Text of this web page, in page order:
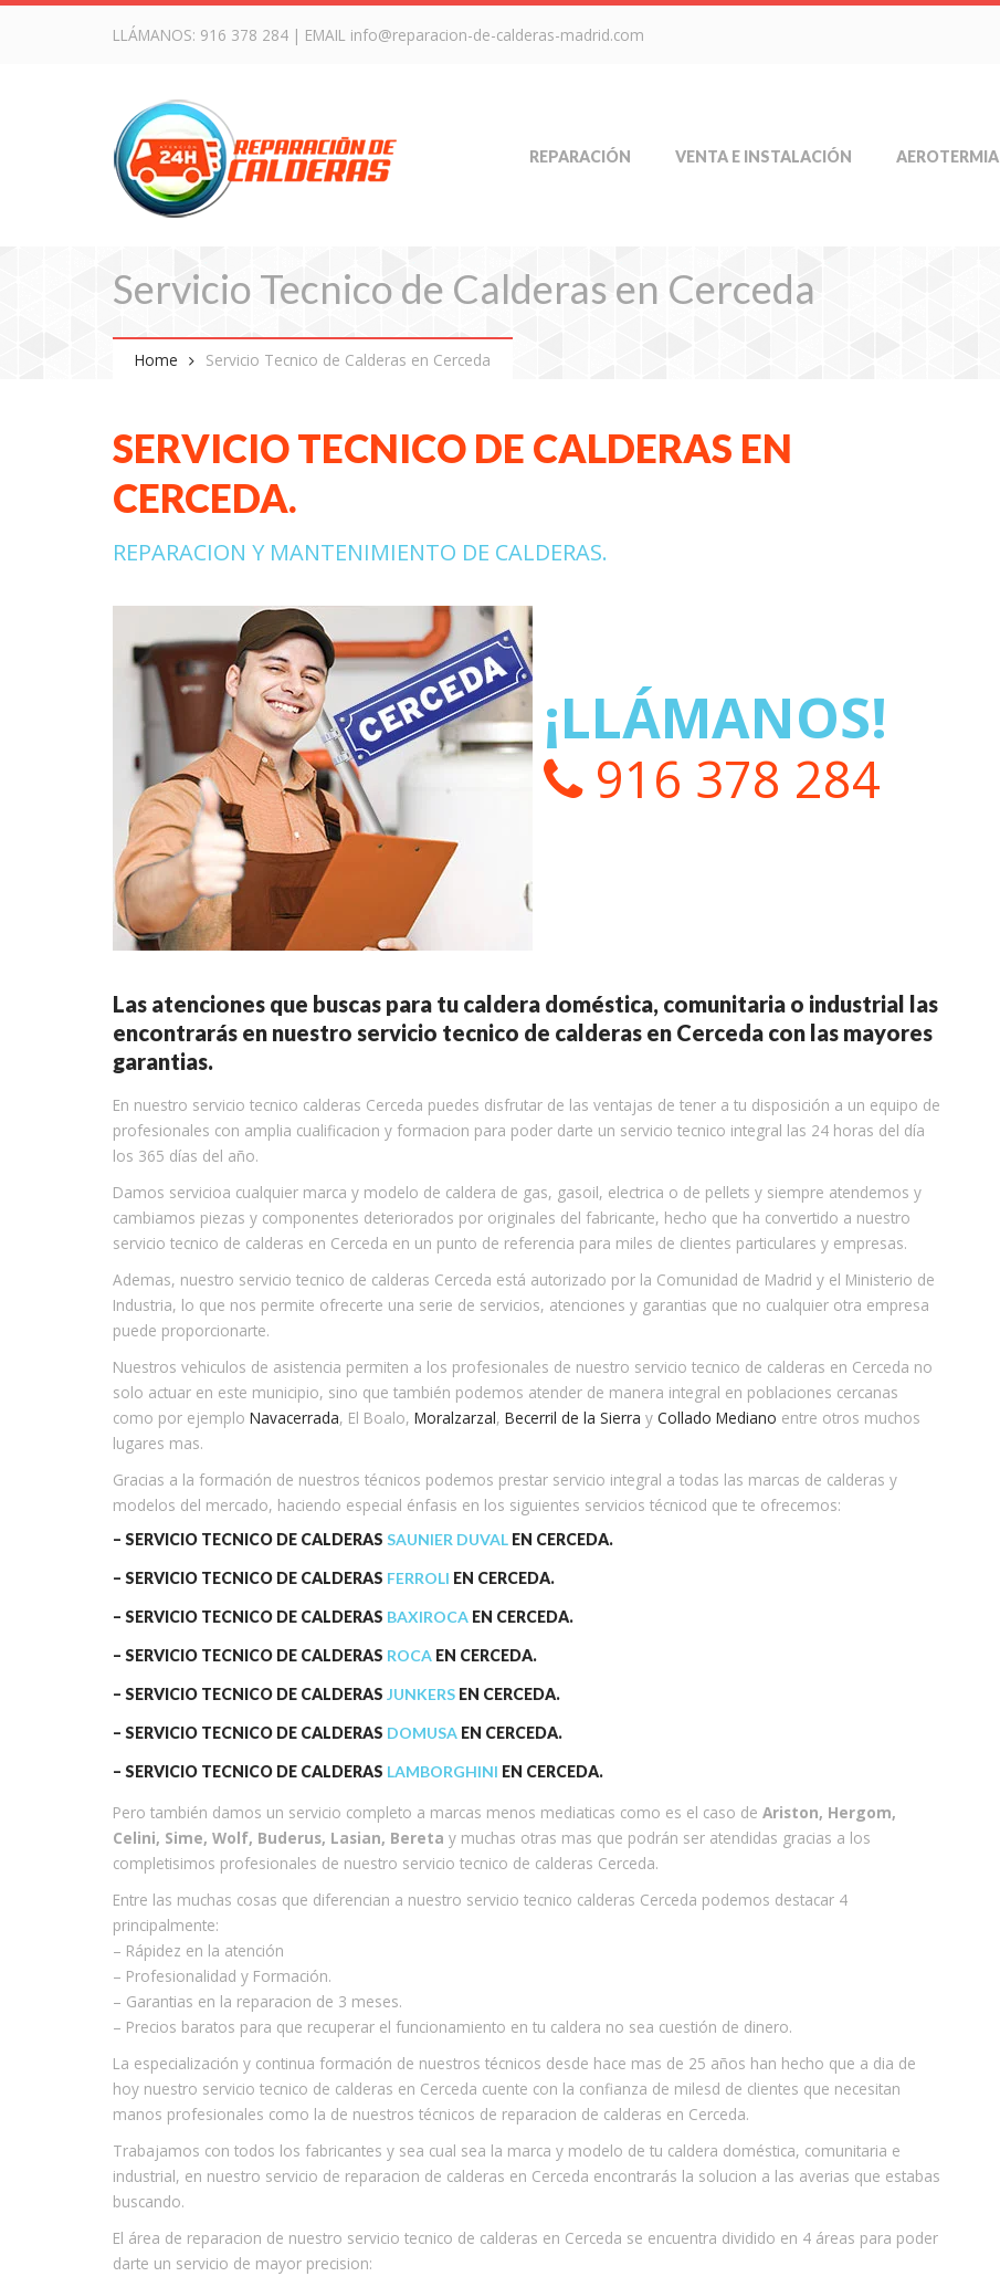
LLÁMANOS: 916 378 284 | EMAIL info@reparacion-de-calderas-madrid.com
REPARACIÓN VENTA E INSTALACIÓN AEROTERMIA
Servicio Tecnico de Calderas en Cerceda
Home Servicio Tecnico de Calderas en Cerceda
SERVICIO TECNICO DE CALDERAS EN
CERCEDA.
REPARACION Y MANTENIMIENTO DE CALDERAS.
¡LLÁMANOS!
916 378 284
Las atenciones que buscas para tu caldera doméstica, comunitaria o industrial las
encontrarás en nuestro servicio tecnico de calderas en Cerceda con las mayores
garantias.
En nuestro servicio tecnico calderas Cerceda puedes disfrutar de las ventajas de tener a tu disposición a un equipo de
profesionales con amplia cualificacion y formacion para poder darte un servicio tecnico integral las 24 horas del día
los 365 días del año.
Damos servicioa cualquier marca y modelo de caldera de gas, gasoil, electrica o de pellets y siempre atendemos y
cambiamos piezas y componentes deteriorados por originales del fabricante, hecho que ha convertido a nuestro
servicio tecnico de calderas en Cerceda en un punto de referencia para miles de clientes particulares y empresas.
Ademas, nuestro servicio tecnico de calderas Cerceda está autorizado por la Comunidad de Madrid y el Ministerio de
Industria, lo que nos permite ofrecerte una serie de servicios, atenciones y garantias que no cualquier otra empresa
puede proporcionarte.
Nuestros vehiculos de asistencia permiten a los profesionales de nuestro servicio tecnico de calderas en Cerceda no
solo actuar en este municipio, sino que también podemos atender de manera integral en poblaciones cercanas
como por ejemplo Navacerrada, El Boalo, Moralzarzal, Becerril de la Sierra y Collado Mediano entre otros muchos
lugares mas.
Gracias a la formación de nuestros técnicos podemos prestar servicio integral a todas las marcas de calderas y
modelos del mercado, haciendo especial énfasis en los siguientes servicios técnicod que te ofrecemos:
– SERVICIO TECNICO DE CALDERAS SAUNIER DUVAL EN CERCEDA.
– SERVICIO TECNICO DE CALDERAS FERROLI EN CERCEDA.
– SERVICIO TECNICO DE CALDERAS BAXIROCA EN CERCEDA.
– SERVICIO TECNICO DE CALDERAS ROCA EN CERCEDA.
– SERVICIO TECNICO DE CALDERAS JUNKERS EN CERCEDA.
– SERVICIO TECNICO DE CALDERAS DOMUSA EN CERCEDA.
– SERVICIO TECNICO DE CALDERAS LAMBORGHINI EN CERCEDA.
Pero también damos un servicio completo a marcas menos mediaticas como es el caso de Ariston, Hergom,
Celini, Sime, Wolf, Buderus, Lasian, Bereta y muchas otras mas que podrán ser atendidas gracias a los
completisimos profesionales de nuestro servicio tecnico de calderas Cerceda.
Entre las muchas cosas que diferencian a nuestro servicio tecnico calderas Cerceda podemos destacar 4
principalmente:
– Rápidez en la atención
– Profesionalidad y Formación.
– Garantias en la reparacion de 3 meses.
– Precios baratos para que recuperar el funcionamiento en tu caldera no sea cuestión de dinero.
La especialización y continua formación de nuestros técnicos desde hace mas de 25 años han hecho que a dia de
hoy nuestro servicio tecnico de calderas en Cerceda cuente con la confianza de milesd de clientes que necesitan
manos profesionales como la de nuestros técnicos de reparacion de calderas en Cerceda.
Trabajamos con todos los fabricantes y sea cual sea la marca y modelo de tu caldera doméstica, comunitaria e
industrial, en nuestro servicio de reparacion de calderas en Cerceda encontrarás la solucion a las averias que estabas
buscando.
El área de reparacion de nuestro servicio tecnico de calderas en Cerceda se encuentra dividido en 4 áreas para poder
darte un servicio de mayor precision: